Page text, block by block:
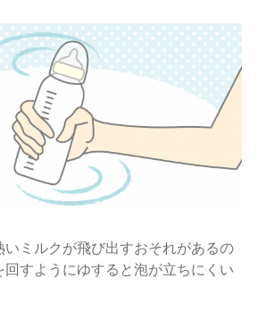
いミルクが飛び出すおそれがあるの
回すようにゆすると泡が立ちにくい